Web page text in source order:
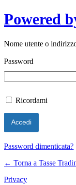
Powered
Nome utente o
Password
Ricordami
Password dimenticata?
← Torna a Tasse
Privacy